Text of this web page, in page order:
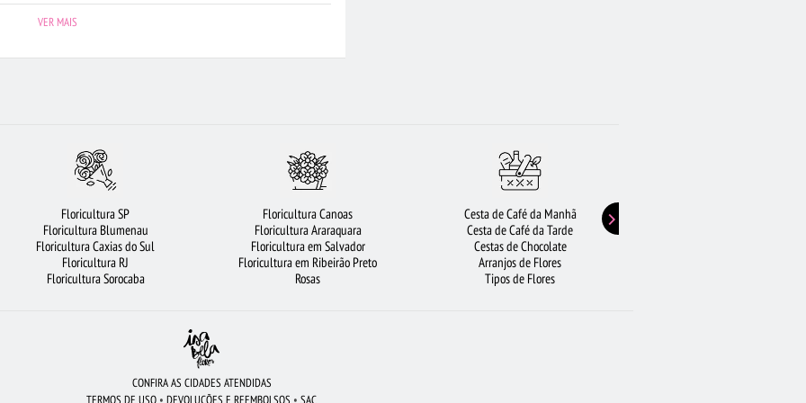
CESTA DE CHOCOLATE
FLORICULTURA GOIÂNIA FLORICULTURA BRASÍLIA
URSO DE PELÚCIA FLORICULTURA OSASCO
DE FLORES ROSAS VERMELHAS FLORICULTURA FORTALEZA
VER MAIS
Floricultura SP
Floricultura Blumenau
Floricultura Caxias do Sul
Floricultura RJ
Floricultura Sorocaba
Floricultura Canoas
Floricultura Araraquara
Floricultura em Salvador
Floricultura em Ribeirão Preto
Rosas
Cesta de Café da Manhã
Cesta de Café da Tarde
Cestas de Chocolate
Arranjos de Flores
Tipos de Flores
CONFIRA AS CIDADES ATENDIDAS
TERMOS DE USO • DEVOLUÇÕES E REEMBOLSOS • SAC